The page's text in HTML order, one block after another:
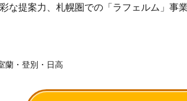
な提案力、札幌圏での「ラフェルム」事
蘭・登別・日高